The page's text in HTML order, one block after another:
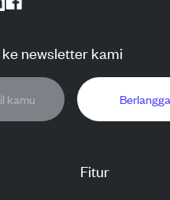
Fitur
newsletter kami